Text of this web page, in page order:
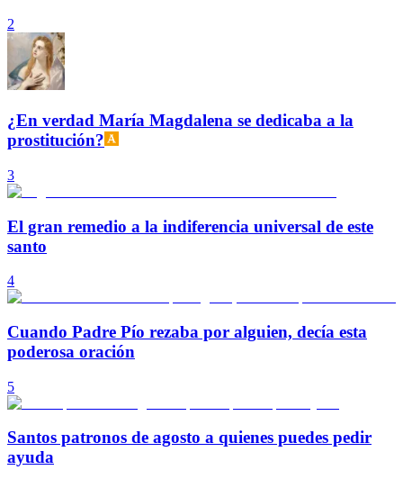
2
¿En verdad María Magdalena se dedicaba a la
prostitución?
3
El gran remedio a la indiferencia universal de este
santo
4
Cuando Padre Pío rezaba por alguien, decía esta
poderosa oración
5
Santos patronos de agosto a quienes puedes pedir
ayuda